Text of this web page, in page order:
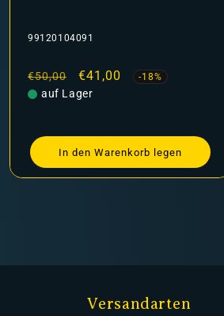
99120104028
Normaler
Preis
€23,00 Verkaufspreis
€19,10 -16%
auf Lager
In den Warenkorb legen
Versandarten